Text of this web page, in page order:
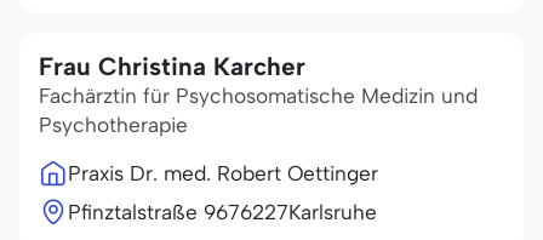
Frau Christina Karcher
Fachärztin für Psychosomatische Medizin und
Psychotherapie
Praxis Dr. med. Robert Oettinger
Pfinztalstraße 9676227Karlsruhe